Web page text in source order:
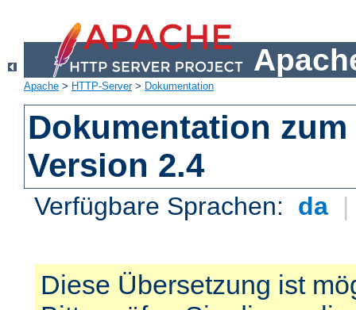
Apache > HTTP-Server> Dokumentation
Dokumentation zum
Version 2.4
Verfügbare Sprachen: da |
Diese Übersetzung ist